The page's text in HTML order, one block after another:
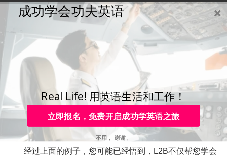
购买
咨询
注册
登录
Toggle
navigation
咨询热线：
4006-979-088 或 0755-88820630
L2B身心法训练（4）
经过上面的例子，您可能已经悟到，L2B不仅帮您学会
立即报名，免费开启成功学英语之旅
成功学会功夫英语
Real Life! 用英语生活和工作！
不用， 谢谢。